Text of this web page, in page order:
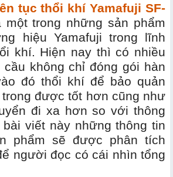
tục thổi khí Yamafuji SF-
một trong những sản phẩm
hiệu Yamafuji trong lĩnh
khí. Hiện nay thì có nhiều
không chỉ đóng gói hàn
đó thổi khí để bảo quản
được tốt hơn cũng như
đi xa hơn so với thông
viết này những thông tin
phẩm sẽ được phân tích
người đọc có cái nhìn tổng